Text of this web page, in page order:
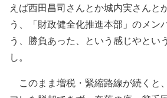
えば西田昌司さんとか城内実さんと
う、「財政健全化推進本部」のメン
う、勝負あった、という感じやとい
し。
このまま増税・緊縮路線が続くと